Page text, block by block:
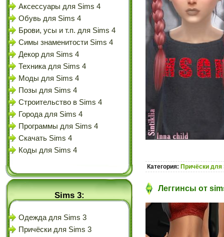
Аксессуары для Sims 4
Обувь для Sims 4
Брови, усы и т.п. для Sims 4
Симы знаменитости Sims 4
Декор для Sims 4
Техника для Sims 4
Моды для Sims 4
Позы для Sims 4
Строительство в Sims 4
Города для Sims 4
Программы для Sims 4
Скачать Sims 4
Коды для Sims 4
Sims 3:
Одежда для Sims 3
Причёски для Sims 3
Категория: Причёски для
Леггинсы от